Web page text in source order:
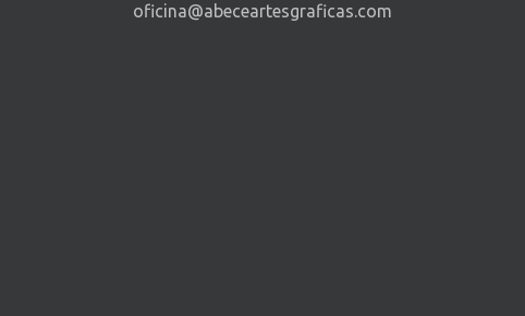
oficina@abeceartesgraficas.com